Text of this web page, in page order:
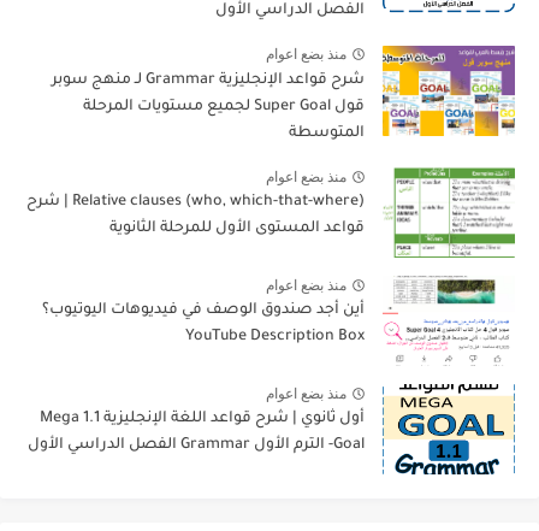
الفصل الدراسي الأول
منذ بضع اعوام
شرح قواعد الإنجليزية Grammar لـ منهج سوبر
قول Super Goal لجميع مستويات المرحلة
المتوسطة
منذ بضع اعوام
Relative clauses (who, which-that-where) | شرح
قواعد المستوى الأول للمرحلة الثانوية
منذ بضع اعوام
أين أجد صندوق الوصف في فيديوهات اليوتيوب؟
YouTube Description Box
منذ بضع اعوام
أول ثانوي | شرح قواعد اللغة الإنجليزية 1.1 Mega
Goal- الترم الأول Grammar الفصل الدراسي الأول